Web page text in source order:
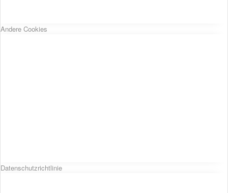
Andere Cookies
Datenschutzrichtlinie